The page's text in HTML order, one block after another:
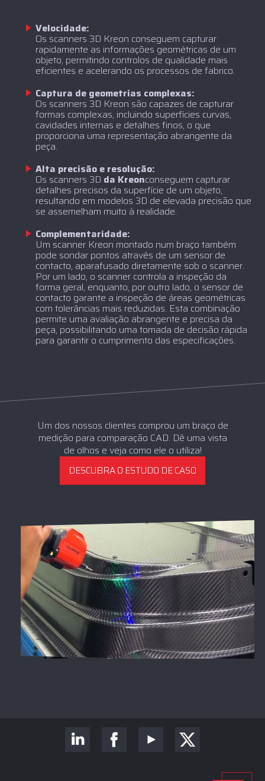
Velocidade:
Os scanners 3D Kreon conseguem capturar
rapidamente as informações geométricas de um
objeto, permitindo controlos de qualidade mais
eficientes e acelerando os processos de fabrico.
Captura de geometrias complexas:
Os scanners 3D Kreon são capazes de capturar
formas complexas, incluindo superfícies curvas,
cavidades internas e detalhes finos, o que
proporciona uma representação abrangente da
peça.
Alta precisão e resolução:
‍Os scanners 3D da Kreonconseguem capturar
detalhes precisos da superfície de um objeto,
resultando em modelos 3D de elevada precisão que
se assemelham muito à realidade.
Complementaridade:
Um scanner Kreon montado num braço também
pode sondar pontos através de um sensor de
contacto, aparafusado diretamente sob o scanner.
Por um lado, o scanner controla a inspeção da
forma geral, enquanto, por outro lado, o sensor de
contacto garante a inspeção de áreas geométricas
com tolerâncias mais reduzidas. Esta combinação
permite uma avaliação abrangente e precisa da
peça, possibilitando uma tomada de decisão rápida
para garantir o cumprimento das especificações.
Um dos nossos clientes comprou um braço de
medição para comparação CAD. Dê uma vista
de olhos e veja como ele o utiliza!
DESCUBRA O ESTUDO DE CASO